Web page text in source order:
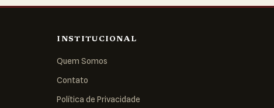
INSTITUCIONAL
Quem Somos
Contato
Política de Privacidade